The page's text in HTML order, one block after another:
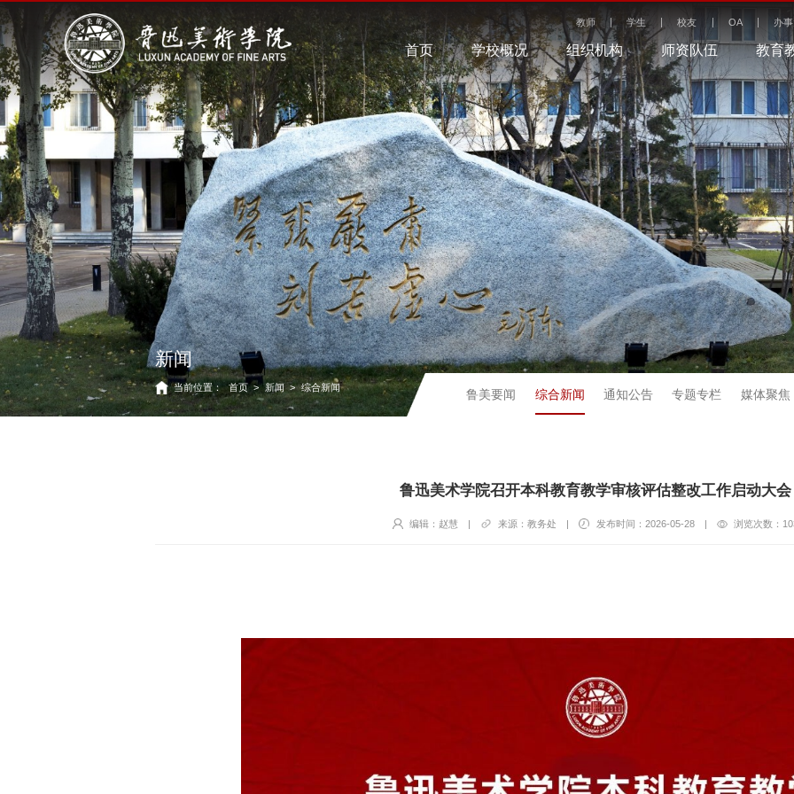
教师 学生 校友 OA 办
首页 学校概况 组织机构 师资队伍 教育
新闻
当前位置： 首页 > 新闻 > 综合新闻
鲁美要闻 综合新闻 通知公告 专题专栏 媒体聚焦
鲁迅美术学院召开本科教育教学审核评估整改工作启动大会
编辑：赵慧 | 来源：教务处 | 发布时间：2026-05-28 | 浏览次数：